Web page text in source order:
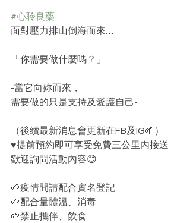
#心聆良藥
面對壓力排山倒海而來…
「你需要做什麼嗎？」
-當它向妳而來，
需要做的只是支持及愛護自己-
（後續最新消息會更新在FB及IG🌱）﻿
♥️提前預約即可享受免費三公里內接送 ﻿
歡迎詢問活動內容😊
🌱疫情間請配合實名登記
🌱配合量體溫、消毒
🌱禁止攜伴、飲食